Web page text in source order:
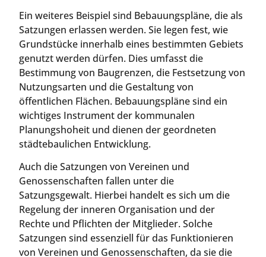
Ein weiteres Beispiel sind Bebauungspläne, die als
Satzungen erlassen werden. Sie legen fest, wie
Grundstücke innerhalb eines bestimmten Gebiets
genutzt werden dürfen. Dies umfasst die
Bestimmung von Baugrenzen, die Festsetzung von
Nutzungsarten und die Gestaltung von
öffentlichen Flächen. Bebauungspläne sind ein
wichtiges Instrument der kommunalen
Planungshoheit und dienen der geordneten
städtebaulichen Entwicklung.
Auch die Satzungen von Vereinen und
Genossenschaften fallen unter die
Satzungsgewalt. Hierbei handelt es sich um die
Regelung der inneren Organisation und der
Rechte und Pflichten der Mitglieder. Solche
Satzungen sind essenziell für das Funktionieren
von Vereinen und Genossenschaften, da sie die